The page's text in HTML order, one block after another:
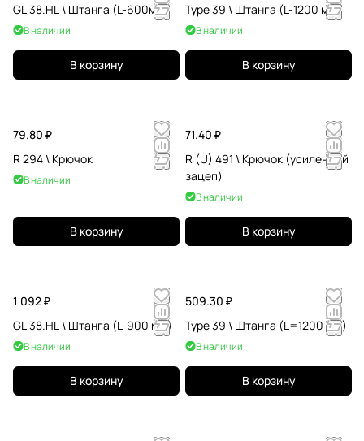
GL 38.HL \ Штанга (L-600мм)
В наличии
В корзину
Type 39 \ Штанга (L-1200 мм)
В наличии
В корзину
79.80 ₽
R 294 \ Крючок
В наличии
В корзину
71.40 ₽
R (U) 491 \ Крючок (усиленный
зацеп)
В наличии
В корзину
1 092 ₽
GL 38.HL \ Штанга (L-900 мм)
В наличии
В корзину
509.30 ₽
Type 39 \ Штанга (L=1200 мм)
В наличии
В корзину